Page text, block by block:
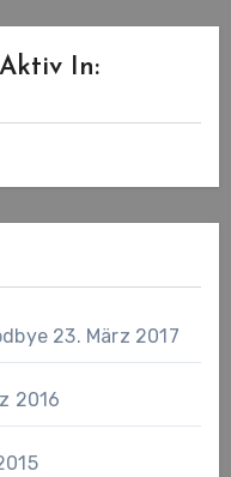
In:
23. März 2017
2016